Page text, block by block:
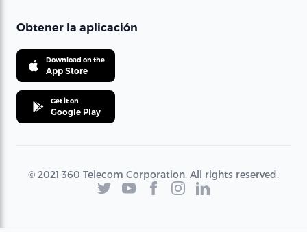
Obtener la aplicación
Download on the
App Store
Get it on
Google Play
© 2021 360 Telecom Corporation. All rights reserved.